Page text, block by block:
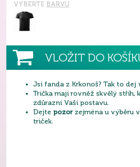
VYBERTE BARVU
VLOŽIT DO
Jsi fanda z Krkonoš? Tak to dej
Trička mají rovněž skvělý střih,
zdůrazní Vaši postavu.
Dejte pozorzejména u výběru
triček.